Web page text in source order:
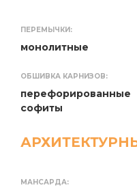
ПЕРЕМЫЧКИ:
монолитные
ОБШИВКА КАРНИЗОВ:
перефорированные
софиты
МАНСАРДА: